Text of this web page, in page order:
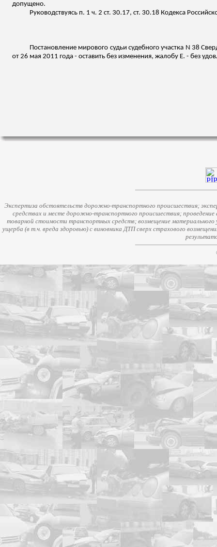
допущено.
Руководствуясь п. 1 ч. 2 ст. 30.17, ст. 30.18 Кодекса
Постановление мирового судьи судебного участка N 38
от 26 мая 2011 года - оставить без изменения, жалобу Е. - без
Экспертиза обстоятельств дорожно-транспортного происшествия;
средствах и месте дорожно-транспортного происшествия;
товарной стоимости транспортных средств; возмещение
ущерба (в т.ч. вреда здоровью) с виновника ДТП сверх страхового